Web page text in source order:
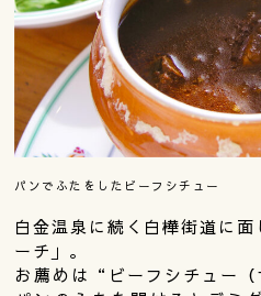
パンでふたをしたビーフシチュー
白金温泉に続く白樺街道に
ーチ」。
お薦めは“ビーフシチュー